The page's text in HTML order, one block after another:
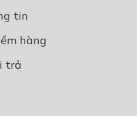
tin
hàng
trả